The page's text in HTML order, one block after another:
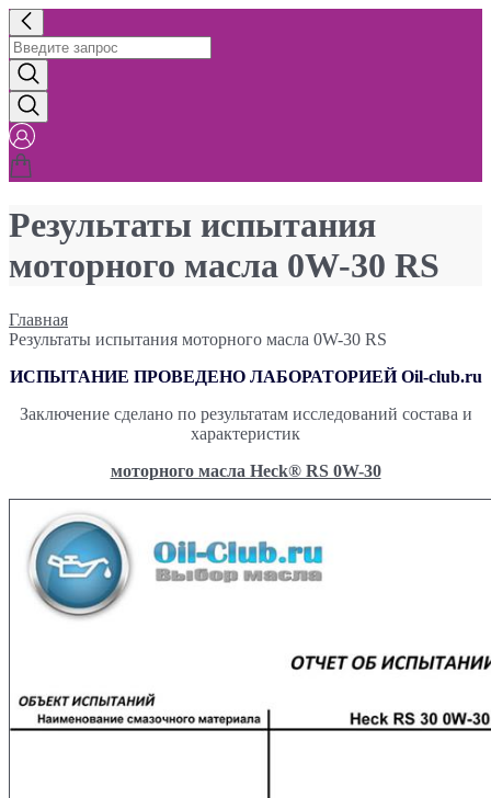
Результаты испытания
моторного масла 0W-30 RS
Главная
Результаты испытания моторного масла 0W-30 RS
ИСПЫТАНИЕ ПРОВЕДЕНО ЛАБОРАТОРИЕЙ Oil-club.ru
Заключение сделано по результатам исследований состава и
характеристик
моторного масла Heck® RS 0W-30